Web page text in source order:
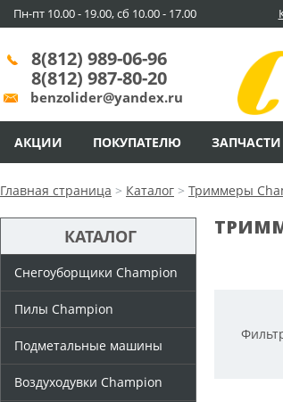
Пн-пт 10.00 - 19.00, сб 10.00 - 17.00
8(812) 989-06-96
8(812) 987-80-20
benzolider@yandex.ru
АКЦИИ ПОКУПАТЕЛЮ ЗАПЧАСТИ
Главная страница > Каталог > Триммеры
КАТАЛОГ
Снегоуборщики Champion
Пилы Champion
Подметальные машины
Воздуходувки Champion